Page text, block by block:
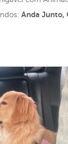
Anda Junto,